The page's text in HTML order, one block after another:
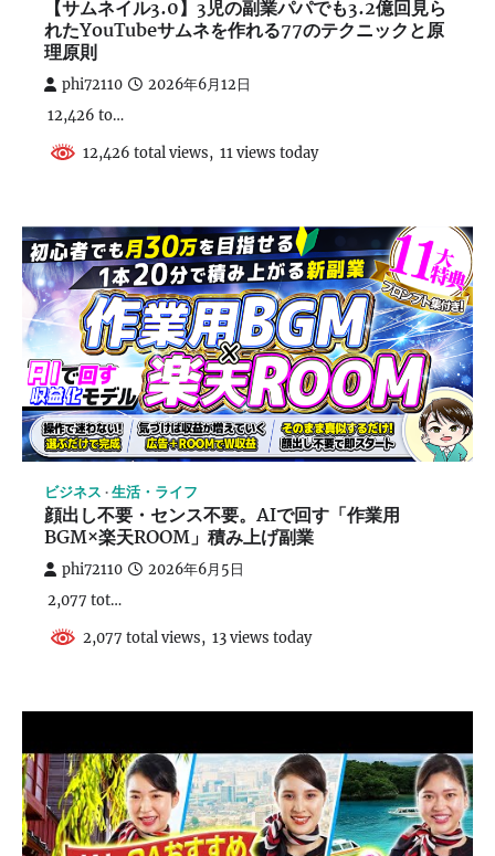
【サムネイル3.0】3児の副業パパでも3.2億回見ら
れたYouTubeサムネを作れる77のテクニックと原
理原則
phi72110 2026年6月12日
12,426 to…
12,426 total views, 11 views today
ビジネス 生活・ライフ
顔出し不要・センス不要。AIで回す「作業用
BGM×楽天ROOM」積み上げ副業
phi72110 2026年6月5日
2,077 tot…
2,077 total views, 13 views today